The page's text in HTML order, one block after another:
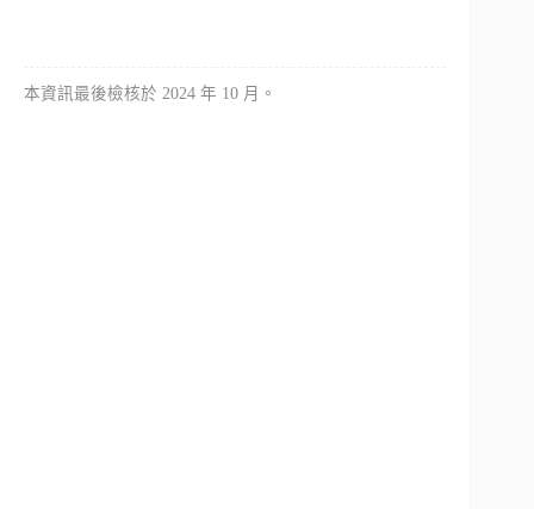
本資訊最後檢核於 2024 年 10 月。